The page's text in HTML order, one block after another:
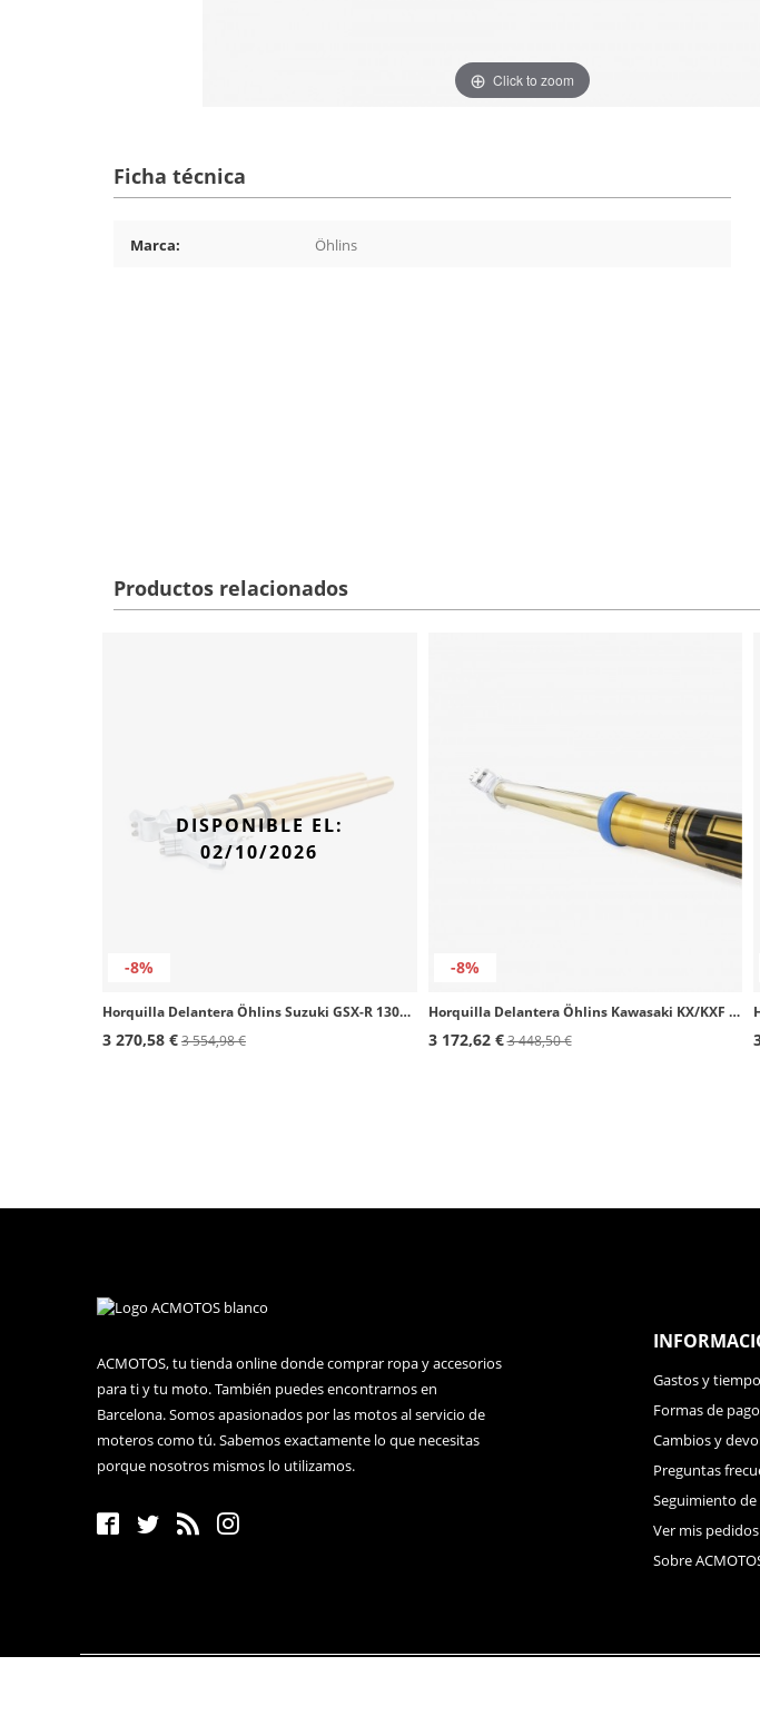
Click to zoom
Ficha técnica
Marca: Öhlins
Productos relacionados
-8%
DISPONIBLE EL:
02/10/2026
Horquilla Delantera Öhlins Suzuki GSX-R 1300 Hayabusa (22-25) FGRT 243
3 270,58 €3 554,98 €
-8%
Horquilla Delantera Öhlins Kawasaki KX/KXF 250 (21-22), KXF 450 (19-22) FFX 0204
3 172,62 €3 448,50 €
ACMOTOS, tu tienda online donde comprar ropa y accesorios
para ti y tu moto. También puedes encontrarnos en
Barcelona. Somos apasionados por las motos al servicio de
moteros como tú. Sabemos exactamente lo que necesitas
porque nosotros mismos lo utilizamos.
Gastos y
Formas de pago
Cambios y
Preguntas
Seguimiento
Ver mis pedidos
Sobre